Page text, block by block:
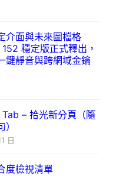
介面與未來圖檔格
穩定版正式釋出，
鍵靜音與跨網域金鑰
– 拾光新分頁（隨
日
度檢視清單